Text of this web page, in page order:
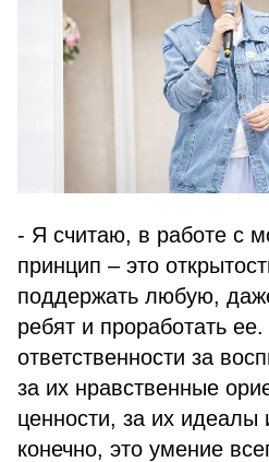
- Я считаю, в работе с
принцип – это
поддержать любую,
ребят и проработать
ответственности за
за их нравственные
ценности, за их
конечно, это умение